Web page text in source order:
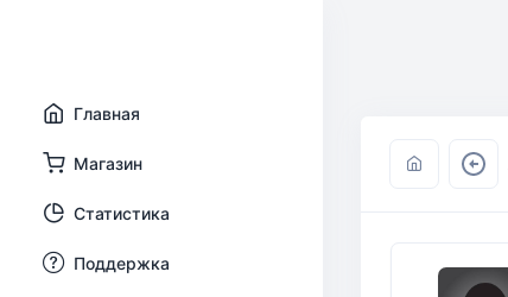
Главная
Магазин
Статистика
Поддержка